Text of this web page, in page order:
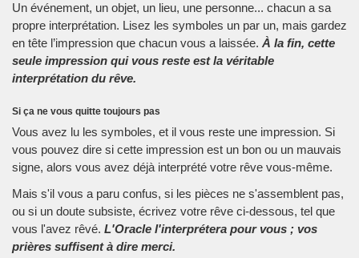
Un événement, un objet, un lieu, une personne... chacun a sa
propre interprétation. Lisez les symboles un par un, mais gardez
en tête l’impression que chacun vous a laissée. À la fin, cette
seule impression qui vous reste est la véritable
interprétation du rêve.
Si ça ne vous quitte toujours pas
Vous avez lu les symboles, et il vous reste une impression. Si
vous pouvez dire si cette impression est un bon ou un mauvais
signe, alors vous avez déjà interprété votre rêve vous-même.
Mais s'il vous a paru confus, si les pièces ne s'assemblent pas,
ou si un doute subsiste, écrivez votre rêve ci-dessous, tel que
vous l'avez rêvé. L'Oracle l'interprétera pour vous ; vos
prières suffisent à dire merci.